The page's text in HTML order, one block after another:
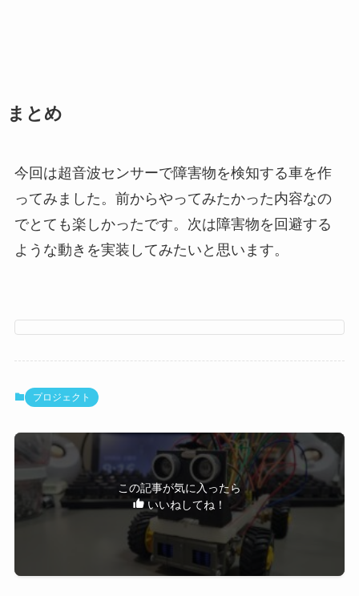
まとめ
今回は超音波センサーで障害物を検知する車を作
ってみました。前からやってみたかった内容なの
でとても楽しかったです。次は障害物を回避する
ような動きを実装してみたいと思います。
プロジェクト
この記事が気に入ったら
いいねしてね！